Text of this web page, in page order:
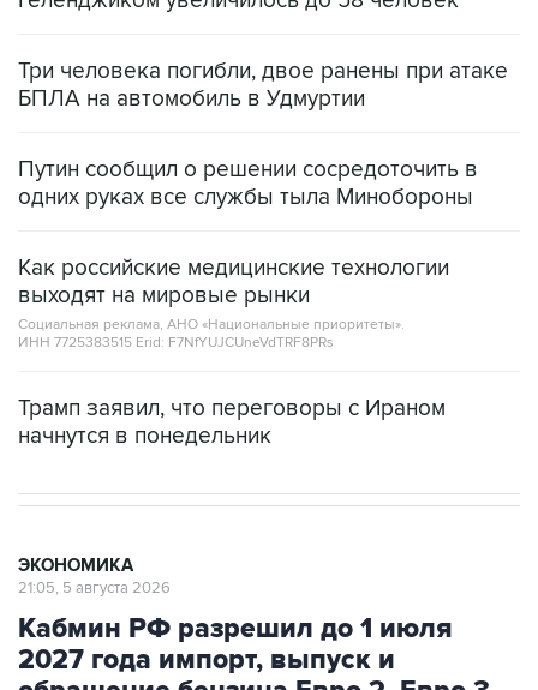
Три человека погибли, двое ранены при атаке
Путин сообщил о решении сосредоточить в
Как российские медицинские технологии
Социальная реклама, АНО «Национальные приоритеты».
ИНН 7725383515 Erid: F7NfYUJCUneVdTRF8PRs
Кабмин РФ разрешил до 1 июля
2027 года импорт, выпуск и
обращение бензина Евро 2, Евро 3,
Евро 4